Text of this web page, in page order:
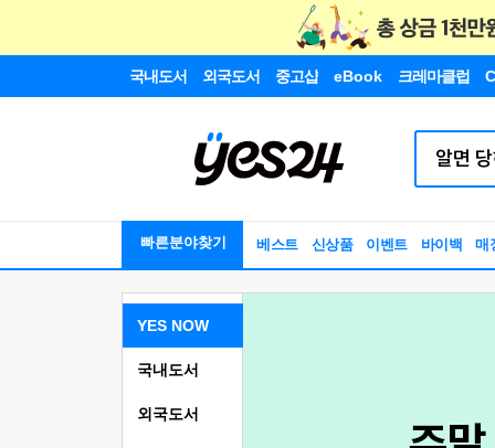
국내도서 외국도서 중고샵 eBook 크레마클럽
빠른분야찾기 베스트 신상품 이벤트 바이백 매
YES NOW
국내도서
외국도서